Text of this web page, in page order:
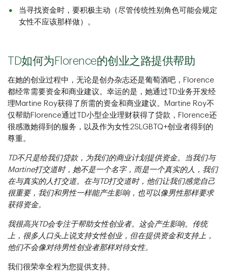
当寻找资金时，要积极主动（尽管传统性别角色可能会规定
女性不应该那样做）。
TD如何为Florence的创业之路提供帮助
在她的创业过程中，无论是创办杂志还是葡萄酒吧，Florence
都经常需要资金和商业建议。幸运的是，她通过TD业务开发经
理Martine Roy获得了所需的资金和商业建议。Martine Roy不
仅帮助Florence通过TD小型企业理财获得了贷款，Florence还
很感激她得到的服务，以及作为女性2SLGBTQ+创业者得到的
尊重。
TD不只是给我们贷款，为我们的商业计划提供资金。当我们与
Martine打交道时，她不是一个名字，而是一个真实的人，我们
在与真实的人打交道。在与TD打交道时，他们让我们感觉自己
很重要，我们和男性一样能产生影响，也可以像男性那样要求
获得资金。
我很高兴TD会专注于帮助女性创业者。这会产生影响。传统
上，很多人口头上说支持女性创业，但在提供资金和支持上，
他们不会像对待男性创业者那样对待女性。
我们很荣幸全程为您提供支持。